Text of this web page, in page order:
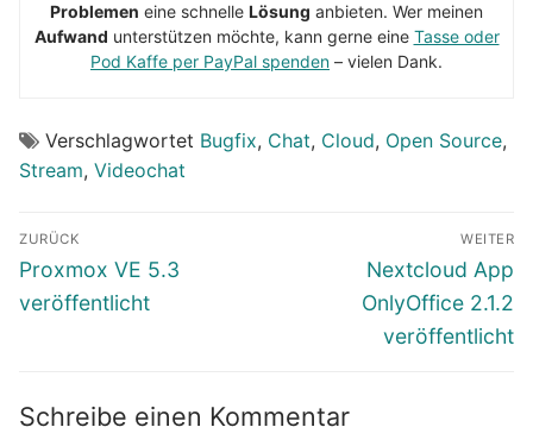
Problemen eine schnelle Lösung anbieten. Wer meinen
Aufwand unterstützen möchte, kann gerne eine Tasse oder
Pod Kaffe per PayPal spenden – vielen Dank.
Verschlagwortet Bugfix, Chat, Cloud, Open Source,
Stream, Videochat
Beitragsnavigation
ZURÜCK
Vorheriger
Beitrag:
Proxmox VE 5.3
veröffentlicht
WEITER
Nächster
Beitrag:
Nextcloud App
OnlyOffice 2.1.2
veröffentlicht
Schreibe einen Kommentar